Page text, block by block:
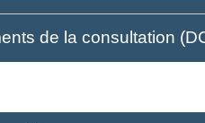
de la consultation